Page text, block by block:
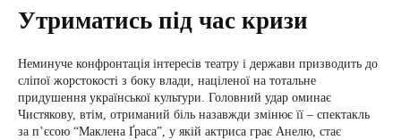
Утриматись під час кризи
Неминуче конфронтація інтересів театру і держави призводить до
сліпої жорстокості з боку влади, націленої на тотальне
придушення української культури. Головний удар оминає
Чистякову, втім, отриманий біль назавжди змінює її – спектакль
за п’єсою “Маклена Ґраса”, у якій актриса грає Анелю, стає